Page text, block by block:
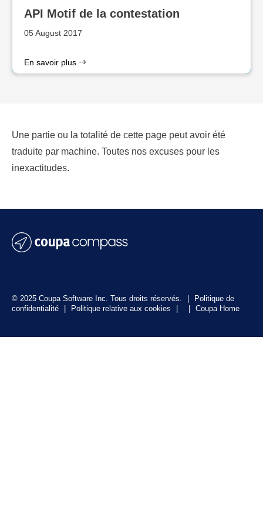
API Motif de la contestation
05 August 2017
En savoir plus
Une partie ou la totalité de cette page peut avoir été
traduite par machine. Toutes nos excuses pour les
inexactitudes.
© 2025 Coupa Software Inc. Tous droits réservés.
Politique de
confidentialité
Politique relative aux cookies Coupa Home